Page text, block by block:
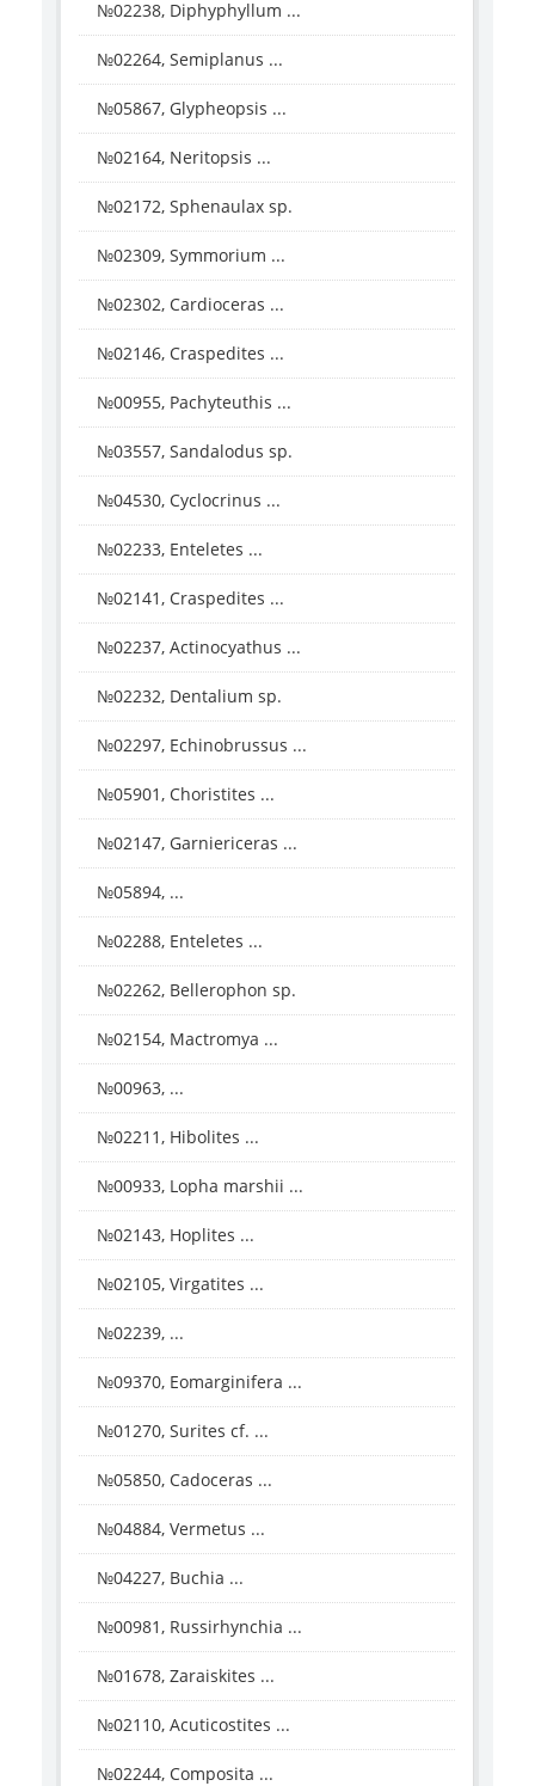
№02238, Diphyphyllum ...
№02264, Semiplanus ...
№05867, Glypheopsis ...
№02164, Neritopsis ...
№02172, Sphenaulax sp.
№02309, Symmorium ...
№02302, Cardioceras ...
№02146, Craspedites ...
№00955, Pachyteuthis ...
№03557, Sandalodus sp.
№04530, Cyclocrinus ...
№02233, Enteletes ...
№02141, Craspedites ...
№02237, Actinocyathus ...
№02232, Dentalium sp.
№02297, Echinobrussus ...
№05901, Choristites ...
№02147, Garniericeras ...
№05894, ...
№02288, Enteletes ...
№02262, Bellerophon sp.
№02154, Mactromya ...
№00963, ...
№02211, Hibolites ...
№00933, Lopha marshii ...
№02143, Hoplites ...
№02105, Virgatites ...
№02239, ...
№09370, Eomarginifera ...
№01270, Surites cf. ...
№05850, Cadoceras ...
№04884, Vermetus ...
№04227, Buchia ...
№00981, Russirhynchia ...
№01678, Zaraiskites ...
№02110, Acuticostites ...
№02244, Composita ...